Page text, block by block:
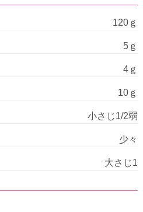
120ｇ
5ｇ
4ｇ
10ｇ
小さじ1/2弱
少々
大さじ1